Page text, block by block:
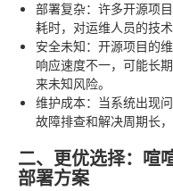
部署复杂：许多开源项
耗时，对运维人员的技
安全未知：开源项目的
响应速度不一，可能长
来未知风险。
维护成本：当系统出现
故障排查和解决周期长
二、更优选择：喧
部署方案